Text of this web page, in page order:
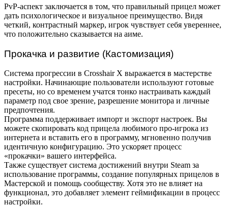
PvP-аспект заключается в том, что правильный прицел может
дать психологическое и визуальное преимущество. Видя
четкий, контрастный маркер, игрок чувствует себя увереннее,
что положительно сказывается на аиме.
Прокачка и развитие (Кастомизация)
Система прогрессии в Crosshair X выражается в мастерстве
настройки. Начинающие пользователи используют готовые
пресеты, но со временем учатся тонко настраивать каждый
параметр под свое зрение, разрешение монитора и личные
предпочтения.
Программа поддерживает импорт и экспорт настроек. Вы
можете скопировать код прицела любимого про-игрока из
интернета и вставить его в программу, мгновенно получив
идентичную конфигурацию. Это ускоряет процесс
«прокачки» вашего интерфейса.
Также существует система достижений внутри Steam за
использование программы, создание популярных прицелов в
Мастерской и помощь сообществу. Хотя это не влияет на
функционал, это добавляет элемент геймификации в процесс
настройки.